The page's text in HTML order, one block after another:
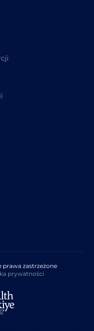
prawa zastrzeżone
prywatności